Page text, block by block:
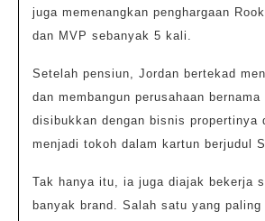
juga memenangkan penghargaan
dan MVP sebanyak 5 kali.
Setelah pensiun, Jordan bertekad
dan membangun perusahaan
disibukkan dengan bisnis propertinya
menjadi tokoh dalam kartun berjudul
Tak hanya itu, ia juga diajak bekerja
banyak brand. Salah satu yang paling